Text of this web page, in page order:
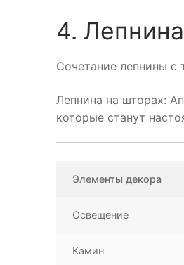
4.
Сочетание лепнины с
Лепнина на шторах:
которые станут
Элементы декора
Освещение
Камин